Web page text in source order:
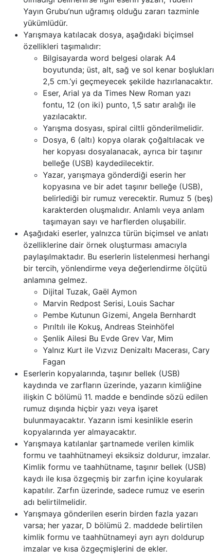
Yayın Grubu’nun uğramış olduğu zararı tazminle
yükümlüdür.
Yarışmaya katılacak dosya, aşağıdaki biçimsel
özellikleri taşımalıdır:
Bilgisayarda word belgesi olarak A4
boyutunda; üst, alt, sağ ve sol kenar boşlukları
2,5 cm.’yi geçmeyecek şekilde hazırlanacaktır.
Eser, Arial ya da Times New Roman yazı
fontu, 12 (on iki) punto, 1,5 satır aralığı ile
yazılacaktır.
Yarışma dosyası, spiral ciltli gönderilmelidir.
Dosya, 6 (altı) kopya olarak çoğaltılacak ve
her kopyası dosyalanacak, ayrıca bir taşınır
belleğe (USB) kaydedilecektir.
Yazar, yarışmaya gönderdiği eserin her
kopyasına ve bir adet taşınır belleğe (USB),
belirlediği bir rumuz verecektir. Rumuz 5 (beş)
karakterden oluşmalıdır. Anlamlı veya anlam
taşımayan sayı ve harflerden oluşabilir.
Aşağıdaki eserler, yalnızca türün biçimsel ve anlatı
özelliklerine dair örnek oluşturması amacıyla
paylaşılmaktadır. Bu eserlerin listelenmesi herhangi
bir tercih, yönlendirme veya değerlendirme ölçütü
anlamına gelmez.
Dijital Tuzak, Gaël Aymon
Marvin Redpost Serisi, Louis Sachar
Pembe Kutunun Gizemi, Angela Bernhardt
Pırıltılı ile Kokuş, Andreas Steinhöfel
Şenlik Ailesi Bu Evde Grev Var, Mim
Yalnız Kurt ile Vızvız Denizaltı Macerası, Cary
Fagan
Eserlerin kopyalarında, taşınır bellek (USB)
kaydında ve zarfların üzerinde, yazarın kimliğine
ilişkin C bölümü 11. madde e bendinde sözü edilen
rumuz dışında hiçbir yazı veya işaret
bulunmayacaktır. Yazarın ismi kesinlikle eserin
kopyalarında yer almayacaktır.
Yarışmaya katılanlar şartnamede verilen kimlik
formu ve taahhütnameyi eksiksiz doldurur, imzalar.
Kimlik formu ve taahhütname, taşınır bellek (USB)
kaydı ile kısa özgeçmiş bir zarfın içine koyularak
kapatılır. Zarfın üzerinde, sadece rumuz ve eserin
adı belirtilmelidir.
Yarışmaya gönderilen eserin birden fazla yazarı
varsa; her yazar, D bölümü 2. maddede belirtilen
kimlik formu ve taahhütnameyi ayrı ayrı doldurup
imzalar ve kısa özgeçmişlerini de ekler.